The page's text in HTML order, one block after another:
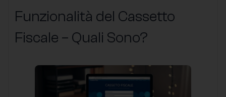
Funzionalità del Cassetto
Fiscale – Quali Sono?